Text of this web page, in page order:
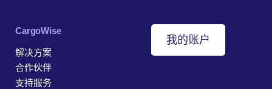
‎CargoWise
解决方案
合作伙伴
支持服务
我的账户